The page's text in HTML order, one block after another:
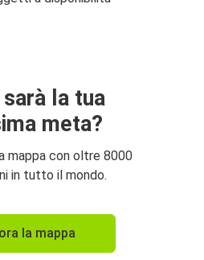
sarà la tua
meta?
mappa con oltre 8000
in tutto il mondo.
la mappa